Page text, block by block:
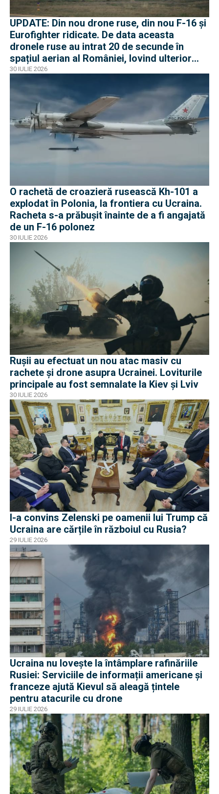
UPDATE: Din nou drone ruse, din nou F-16 și
Eurofighter ridicate. De data aceasta
dronele ruse au intrat 20 de secunde în
spațiul aerian al României, lovind ulterior
Ucraina
30 IULIE 2026
O rachetă de croazieră rusească Kh-101 a
explodat în Polonia, la frontiera cu Ucraina.
Racheta s-a prăbușit înainte de a fi angajată
de un F-16 polonez
30 IULIE 2026
Rușii au efectuat un nou atac masiv cu
rachete și drone asupra Ucrainei. Loviturile
principale au fost semnalate la Kiev și Lviv
30 IULIE 2026
I-a convins Zelenski pe oamenii lui Trump că
Ucraina are cărțile în războiul cu Rusia?
29 IULIE 2026
Ucraina nu lovește la întâmplare rafinăriile
Rusiei: Serviciile de informații americane și
franceze ajută Kievul să aleagă țintele
pentru atacurile cu drone
29 IULIE 2026